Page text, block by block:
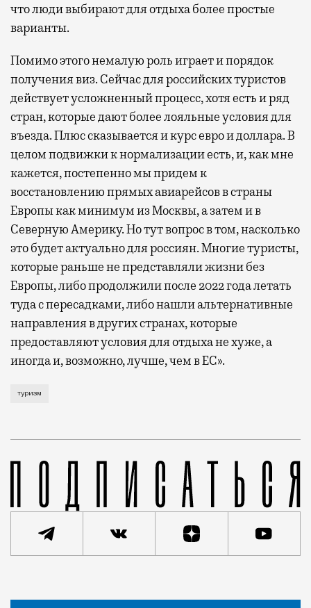
что люди выбирают для отдыха более простые
варианты.
Помимо этого немалую роль играет и порядок
получения виз. Сейчас для российских туристов
действует усложненный процесс, хотя есть и ряд
стран, которые дают более лояльные условия для
въезда. Плюс сказывается и курс евро и доллара. В
целом подвижки к нормализации есть, и, как мне
кажется, постепенно мы придем к
восстановлению прямых авиарейсов в страны
Европы как минимум из Москвы, а затем и в
Северную Америку. Но тут вопрос в том, насколько
это будет актуально для россиян. Многие туристы,
которые раньше не представляли жизни без
Европы, либо продолжили после 2022 года летать
туда с пересадками, либо нашли альтернативные
направления в других странах, которые
предоставляют условия для отдыха не хуже, а
иногда и, возможно, лучше, чем в ЕС».
По подсчетам Ассоциации туроператоров России
туризм
Статья
Антон Морван